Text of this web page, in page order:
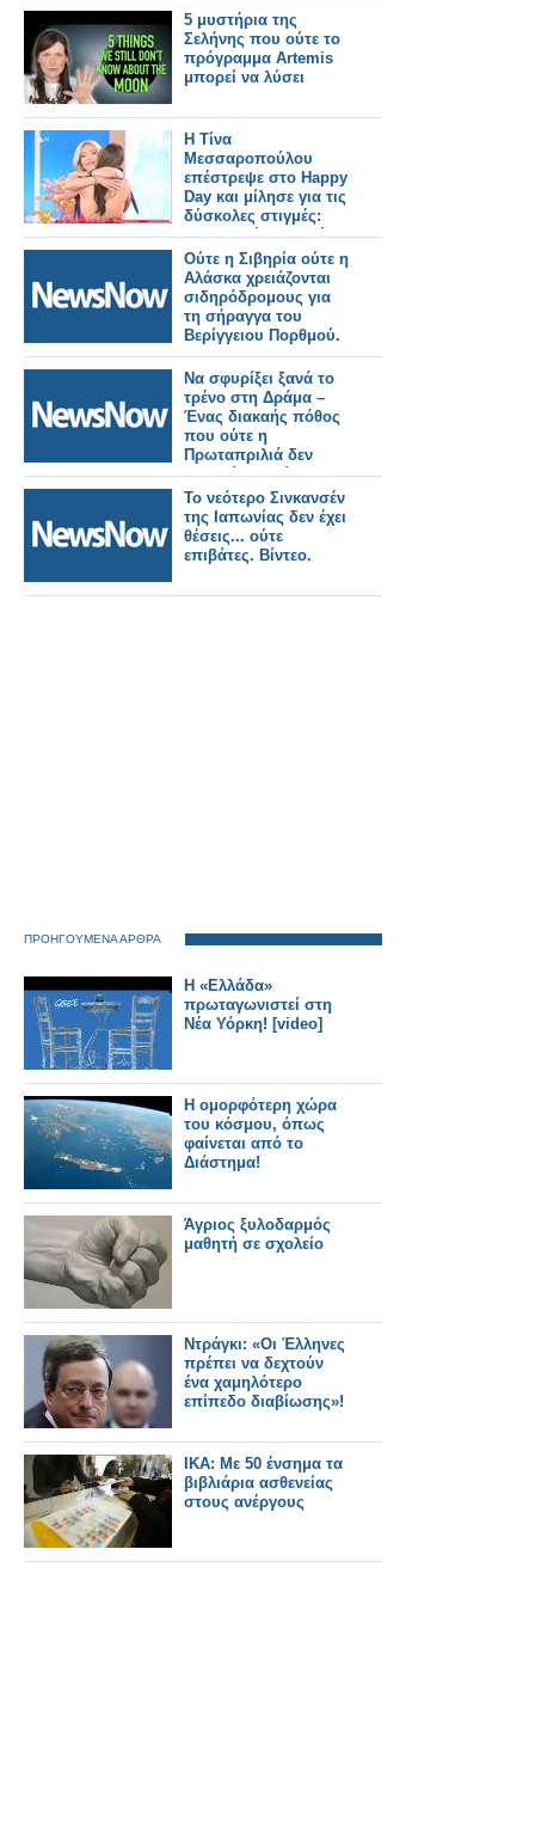
5 μυστήρια της
Σελήνης που ούτε το
πρόγραμμα Artemis
μπορεί να λύσει
Η Τίνα
Μεσσαροπούλου
επέστρεψε στο Happy
Day και μίλησε για τις
δύσκολες στιγμές:
«Δεν το εύχομαι ούτε
στον χειρότερο εχθρό
μου»
Ούτε η Σιβηρία ούτε η
Αλάσκα χρειάζονται
σιδηρόδρομους για
τη σήραγγα του
Βερίγγειου Πορθμού.
Να σφυρίξει ξανά το
τρένο στη Δράμα –
Ένας διακαής πόθος
που ούτε η
Πρωταπριλιά δεν
μπορεί να κρύψει!
Το νεότερο Σινκανσέν
της Ιαπωνίας δεν έχει
θέσεις... ούτε
επιβάτες. Βίντεο.
ΠΡΟΗΓΟΥΜΕΝΑ ΑΡΘΡΑ
Η «Ελλάδα»
πρωταγωνιστεί στη
Νέα Υόρκη! [video]
Η ομορφότερη χώρα
του κόσμου, όπως
φαίνεται από το
Διάστημα!
Άγριος ξυλοδαρμός
μαθητή σε σχολείο
Ντράγκι: «Οι Έλληνες
πρέπει να δεχτούν
ένα χαμηλότερο
επίπεδο διαβίωσης»!
ΙΚΑ: Με 50 ένσημα τα
βιβλιάρια ασθενείας
στους ανέργους